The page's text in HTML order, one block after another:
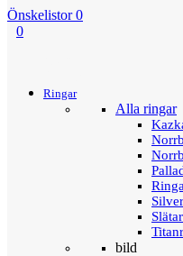
Önskelistor 0
0
Ringar
Alla ringar
bild